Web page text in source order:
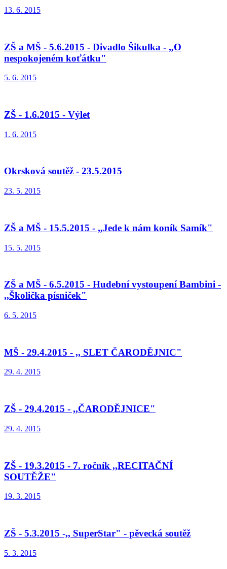
13. 6. 2015
ZŠ a MŠ - 5.6.2015 - Divadlo Šikulka - ,,O
nespokojeném koťátku"
5. 6. 2015
ZŠ - 1.6.2015 - Výlet
1. 6. 2015
Okrsková soutěž - 23.5.2015
23. 5. 2015
ZŠ a MŠ - 15.5.2015 - ,,Jede k nám koník Samík"
15. 5. 2015
ZŠ a MŠ - 6.5.2015 - Hudební vystoupení Bambini -
,,Školička písniček"
6. 5. 2015
MŠ - 29.4.2015 - ,, SLET ČARODĚJNIC"
29. 4. 2015
ZŠ - 29.4.2015 - ,,ČARODĚJNICE"
29. 4. 2015
ZŠ - 19.3.2015 - 7. ročník ,,RECITAČNÍ
SOUTĚŽE"
19. 3. 2015
ZŠ - 5.3.2015 -,, SuperStar" - pěvecká soutěž
5. 3. 2015